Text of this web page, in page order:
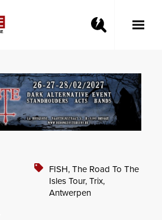
Toggle
FISH, The Road To The
Isles Tour, Trix,
Antwerpen